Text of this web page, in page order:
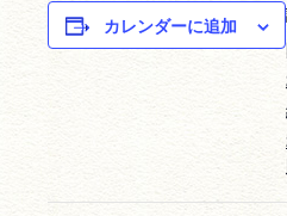
カレンダーに追加